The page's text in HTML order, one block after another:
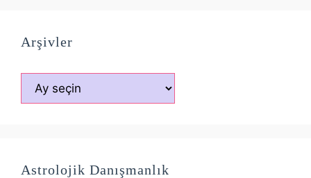
Arşivler
Arşivler
Astrolojik Danışmanlık